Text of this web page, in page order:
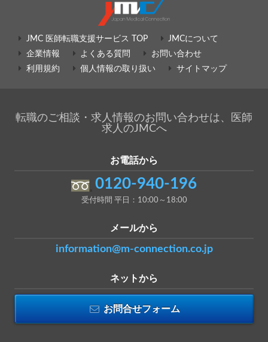
JMC 医師転職支援サービス TOP
JMCについて
企業情報
よくある質問
お問い合わせ
利用規約
個人情報の取り扱い サイトマップ
転職のご相談・求人情報のお問い合わせは、医師
求人のJMCへ
お電話から
0120-940-196
受付時間 平日：10:00～18:00
メールから
information@m-connection.co.jp
ネットから
お問合せフォーム